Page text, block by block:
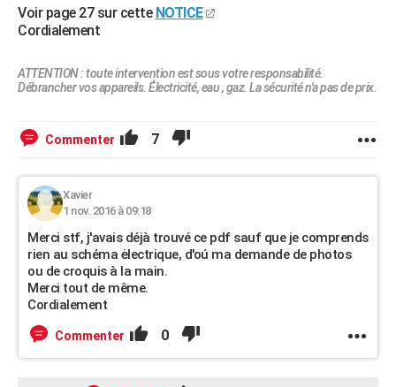
Voir page 27 sur cette NOTICE
Cordialement
ATTENTION : toute intervention est sous votre responsabilité.
Débrancher vos appareils. Électricité, eau , gaz. La sécurité n'a pas de prix.
Commenter 7
Xavier
1 nov. 2016 à 09:18
Merci stf, j'avais déjà trouvé ce pdf sauf que je comprends
rien au schéma ėlectrique, d'oú ma demande de photos
ou de croquis à la main.
Merci tout de même.
Cordialement
Commenter 0